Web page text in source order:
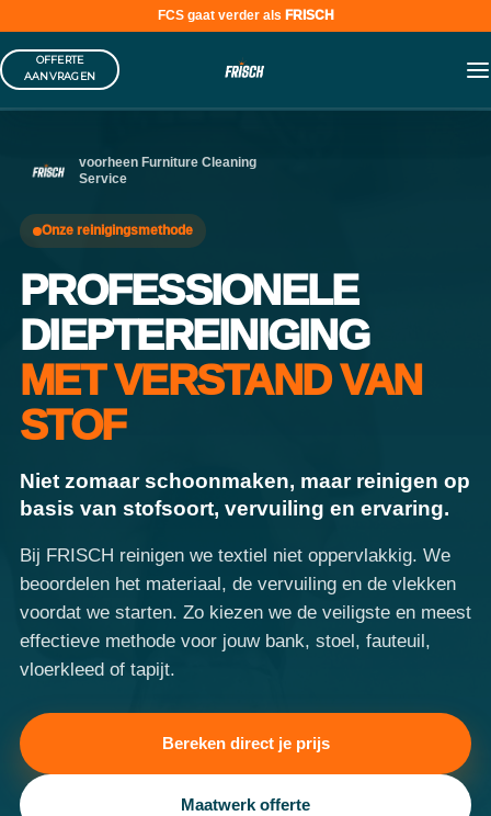
FCS gaat verder als FRISCH
Skip
to
OFFERTE
AANVRAGEN
voorheen Furniture Cleaning
Service
Onze reinigingsmethode
PROFESSIONELE
DIEPTEREINIGING
MET VERSTAND VAN
STOF
Niet zomaar schoonmaken, maar reinigen op
basis van stofsoort, vervuiling en ervaring.
Bij FRISCH reinigen we textiel niet oppervlakkig. We
beoordelen het materiaal, de vervuiling en de vlekken
voordat we starten. Zo kiezen we de veiligste en meest
effectieve methode voor jouw bank, stoel, fauteuil,
vloerkleed of tapijt.
Bereken direct je prijs
Maatwerk offerte